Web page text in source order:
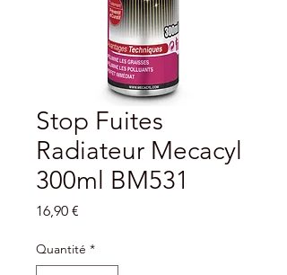
Stop Fuites
Radiateur Mecacyl
300ml BM531
16,90 €
Quantité *